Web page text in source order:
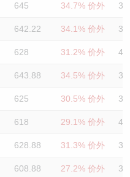
645 34.7% 价外
642.22 34.1% 价外
628 31.2% 价外
643.88 34.5% 价外
625 30.5% 价外
618 29.1% 价外
628.88 31.3% 价外
608.88 27.2% 价外